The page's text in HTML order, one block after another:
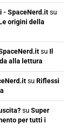
- SpaceNerd.itsu
origini della
su Il
alla lettura
su Riflessi
su Super
per tutti i